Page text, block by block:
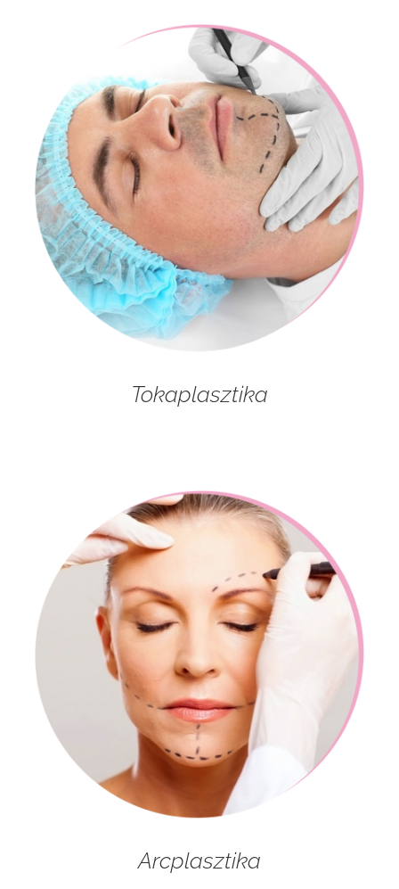
Tokaplasztika
Arcplasztika